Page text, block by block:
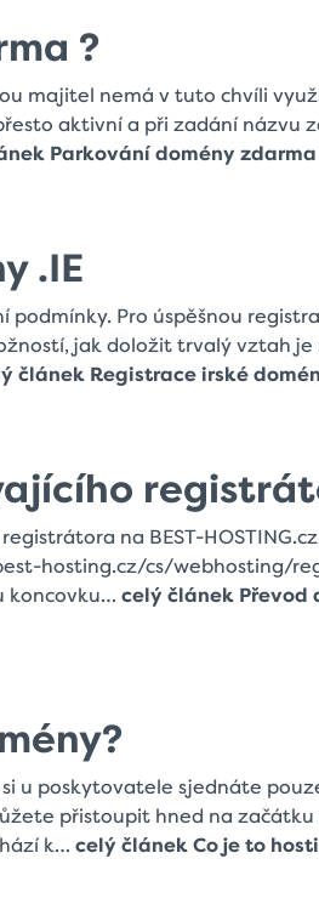
?
majitel nemá v tuto chvíli
aktivní a při zadání názvu
Parkování domény zdarma
.IE
podmínky. Pro úspěšnou
jak doložit trvalý vztah je
článek Registrace irské
na BEST-
hosting.cz/cs/webhosting/
koncovku… celý článek Převod
u poskytovatele sjednáte
přistoupit hned na
k… celý článek Co je to